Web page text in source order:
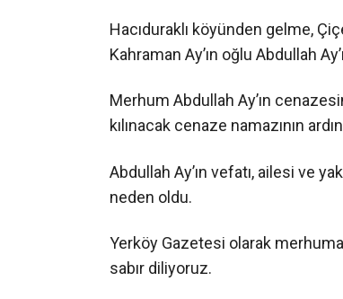
Hacıduraklı köyünden gelme,
Kahraman Ay’ın oğlu Abdullah
Merhum Abdullah Ay’ın
kılınacak cenaze namazının
Abdullah Ay’ın vefatı, ailesi ve
neden oldu.
Yerköy Gazetesi olarak merhuma
sabır diliyoruz.